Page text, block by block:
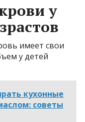
у
имеет свои
у детей
кухонные
советы